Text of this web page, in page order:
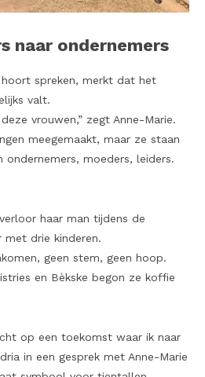
naar ondernemers
hoort spreken, merkt dat het
valt.
vrouwen,” zegt Anne-Marie.
meegemaakt, maar ze staan
moeders, leiders.
haar man tijdens de
met drie kinderen.
geen stem, geen hoop.
en Bèkske begon ze koffie
op een toekomst waar ik naar
in een gesprek met Anne-Marie